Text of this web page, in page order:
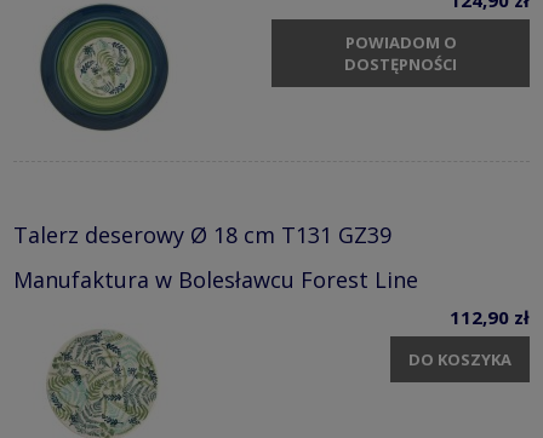
POWIADOM O
DOSTĘPNOŚCI
Talerz deserowy Ø 18 cm T131 GZ39
Manufaktura w Bolesławcu Forest Line
112,90 zł
DO KOSZYKA